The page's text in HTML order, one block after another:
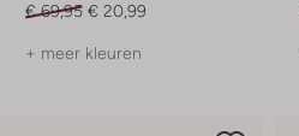
€ 69,95 € 20,99
+ meer kleuren